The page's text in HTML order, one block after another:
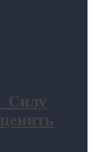
Силу